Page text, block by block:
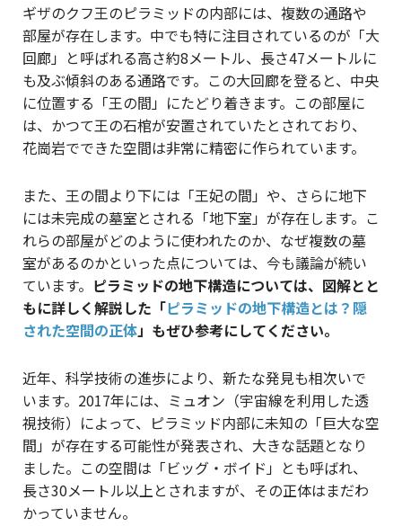
ギザのクフ王のピラミッドの内部には、複数の通路や
部屋が存在します。中でも特に注目されているのが「大
回廊」と呼ばれる高さ約8メートル、長さ47メートルに
も及ぶ傾斜のある通路です。この大回廊を登ると、中央
に位置する「王の間」にたどり着きます。この部屋に
は、かつて王の石棺が安置されていたとされており、
花崗岩でできた空間は非常に精密に作られています。
また、王の間より下には「王妃の間」や、さらに地下
には未完成の墓室とされる「地下室」が存在します。こ
れらの部屋がどのように使われたのか、なぜ複数の墓
室があるのかといった点については、今も議論が続い
ています。 ピラミッドの地下構造については、図解とと
もに詳しく解説した「ピラミッドの地下構造とは？隠
された空間の正体」もぜひ参考にしてください。
近年、科学技術の進歩により、新たな発見も相次いで
います。2017年には、ミュオン（宇宙線を利用した透
視技術）によって、ピラミッド内部に未知の「巨大な空
間」が存在する可能性が発表され、大きな話題となり
ました。この空間は「ビッグ・ボイド」とも呼ばれ、
長さ30メートル以上とされますが、その正体はまだわ
かっていません。